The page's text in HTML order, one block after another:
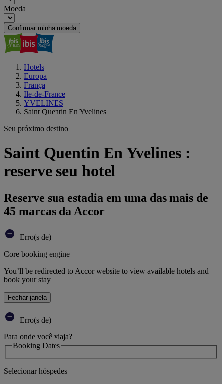
Moeda
Confirmar minha moeda
Hotels
Europa
França
Ile-de-France
YVELINES
Saint Quentin En Yvelines
Seu próximo destino
Saint Quentin En Yvelines :
reserve seu hotel
Reserve sua estadia em uma das mais de
45 marcas da Accor
Erro(s de)
Core booking engine
You’ll be redirected to Accor website to view available hotels and
book your stay
Fechar janela
Erro(s de)
Para onde você viaja?
Booking Dates
Selecionar hóspedes